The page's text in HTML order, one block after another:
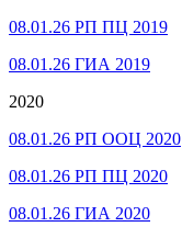
08.01.26 РП ПЦ 2019
08.01.26 ГИА 2019
2020
08.01.26 РП ООЦ 2020
08.01.26 РП ПЦ 2020
08.01.26 ГИА 2020